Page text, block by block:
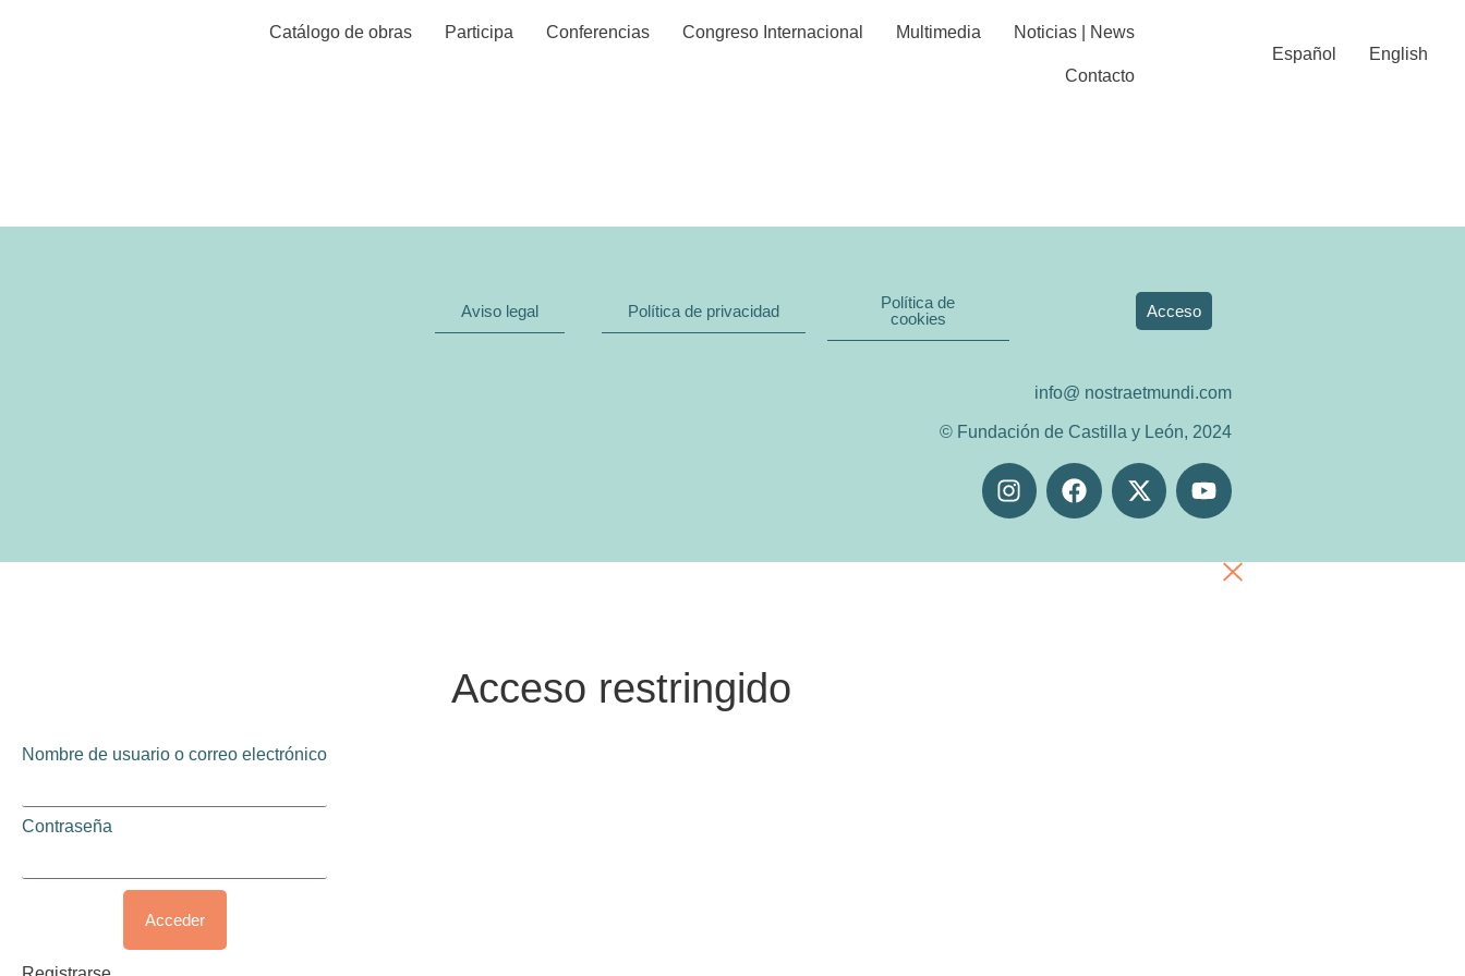
Catálogo de obras Participa Conferencias Congreso Internacional Multimedia Noticias | News
Contacto
Español English
Aviso legal Política de privacidad
Política de
cookies
Acceso
info@ nostraetmundi.com
© Fundación de Castilla y León, 2024
Acceso restringido
Nombre de usuario o correo electrónico
Contraseña
Acceder